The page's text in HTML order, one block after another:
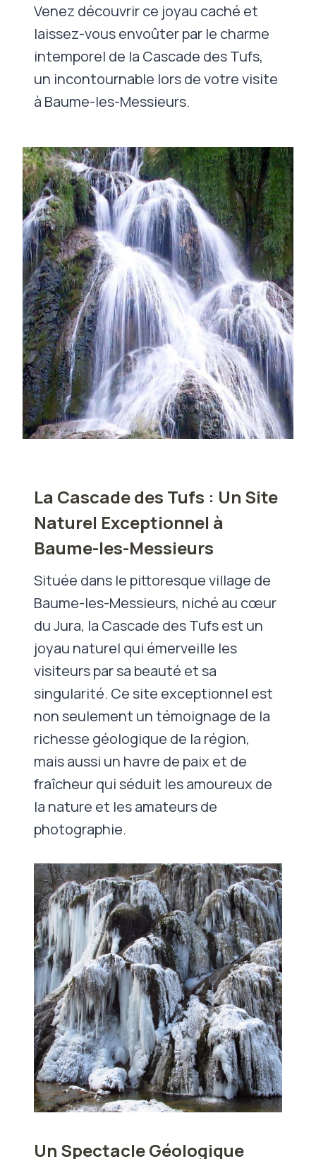
Venez découvrir ce joyau caché et
laissez-vous envoûter par le charme
intemporel de la Cascade des Tufs,
un incontournable lors de votre visite
à Baume-les-Messieurs.
La Cascade des Tufs : Un Site
Naturel Exceptionnel à
Baume-les-Messieurs
Située dans le pittoresque village de
Baume-les-Messieurs, niché au cœur
du Jura, la Cascade des Tufs est un
joyau naturel qui émerveille les
visiteurs par sa beauté et sa
singularité. Ce site exceptionnel est
non seulement un témoignage de la
richesse géologique de la région,
mais aussi un havre de paix et de
fraîcheur qui séduit les amoureux de
la nature et les amateurs de
photographie.
Un Spectacle Géologique